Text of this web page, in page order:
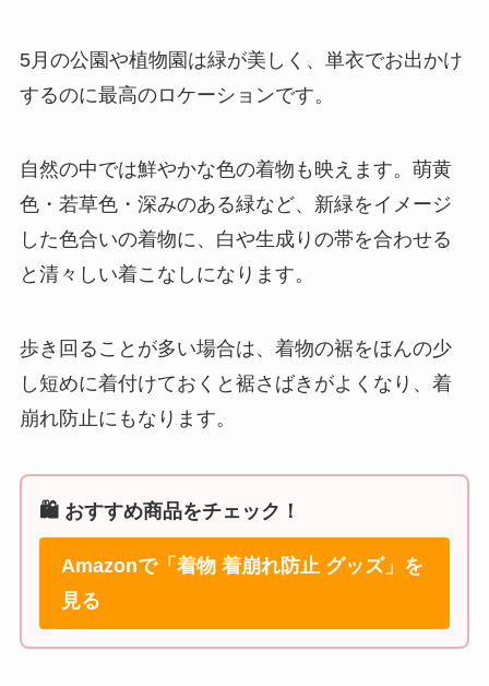
5月の公園や植物園は緑が美しく、単衣でお出かけ
するのに最高のロケーションです。
自然の中では鮮やかな色の着物も映えます。萌黄
色・若草色・深みのある緑など、新緑をイメージ
した色合いの着物に、白や生成りの帯を合わせる
と清々しい着こなしになります。
歩き回ることが多い場合は、着物の裾をほんの少
し短めに着付けておくと裾さばきがよくなり、着
崩れ防止にもなります。
🛍️ おすすめ商品をチェック！
Amazonで「着物 着崩れ防止 グッズ」を
見る